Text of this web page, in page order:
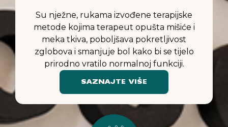
Su nježne, rukama izvođene terapijske
metode kojima terapeut opušta mišiće i
meka tkiva, poboljšava pokretljivost
zglobova i smanjuje bol kako bi se tijelo
prirodno vratilo normalnoj funkciji.
SAZNAJTE VIŠE